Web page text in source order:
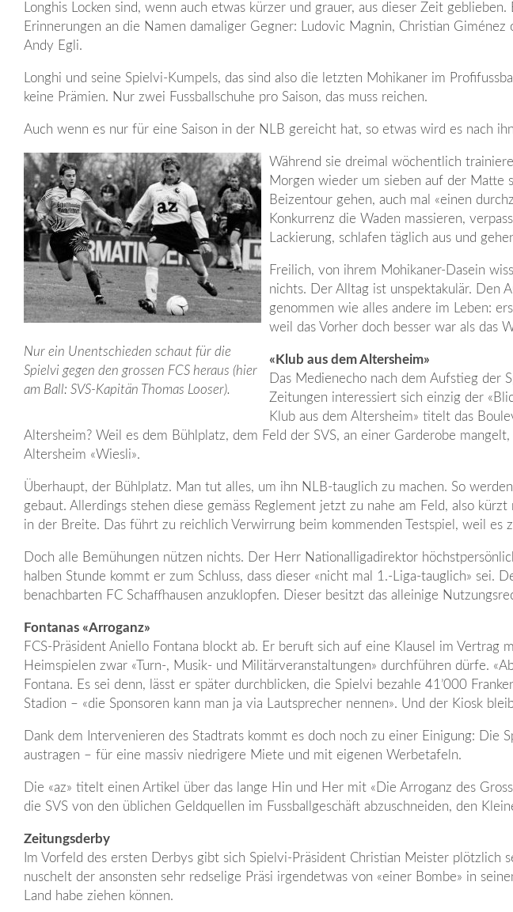
Longhis Locken sind, wenn auch etwas kürzer und grauer, aus dieser Zeit
Erinnerungen an die Namen damaliger Gegner: Ludovic Magnin, Christian Giménez
Andy Egli.
Longhi und seine Spielvi-Kumpels, das sind also die letzten Mohikaner im
keine Prämien. Nur zwei Fussballschuhe pro Saison, das muss reichen.
Auch wenn es nur für eine Saison in der NLB gereicht hat, so etwas wird es nach
Nur ein Unentschieden schaut für die
Spielvi gegen den grossen FCS heraus (hier
am Ball: SVS-Kapitän Thomas Looser).
Während sie dreimal wöchentlich
Morgen wieder um sieben auf der Matte
Beizentour gehen, auch mal «einen
Konkurrenz die Waden massieren,
Lackierung, schlafen täglich aus und
Freilich, von ihrem Mohikaner-Dasein
nichts. Der Alltag ist unspektakulär. Den
genommen wie alles andere im Leben:
weil das Vorher doch besser war als das
«Klub aus dem Altersheim»
Das Medienecho nach dem Aufstieg der
Zeitungen interessiert sich einzig der
Klub aus dem Altersheim» titelt das
Altersheim? Weil es dem Bühlplatz, dem Feld der SVS, an einer Garderobe
Altersheim «Wiesli».
Überhaupt, der Bühlplatz. Man tut alles, um ihn NLB-tauglich zu machen. So
gebaut. Allerdings stehen diese gemäss Reglement jetzt zu nahe am Feld, also
in der Breite. Das führt zu reichlich Verwirrung beim kommenden Testspiel, weil es
Doch alle Bemühungen nützen nichts. Der Herr Nationalligadirektor
halben Stunde kommt er zum Schluss, dass dieser «nicht mal 1.-Liga-tauglich» sei.
benachbarten FC Schaffhausen anzuklopfen. Dieser besitzt das alleinige
Fontanas «Arroganz»
FCS-Präsident Aniello Fontana blockt ab. Er beruft sich auf eine Klausel im Vertrag
Heimspielen zwar «Turn-,­ Musik- und Militärveranstaltungen» durchführen dürfe.
Fontana. Es sei denn, lässt er später durchblicken, die Spielvi bezahle 41’000
Stadion – «die Sponsoren kann man ja via Lautsprecher nennen». Und der Kiosk
Dank dem Intervenieren des Stadtrats kommt es doch noch zu einer Einigung: Die
austragen – für eine massiv niedrigere Miete und mit eigenen Werbetafeln.
Die «az» titelt einen Artikel über das lange Hin und Her mit «Die Arroganz des
die SVS von den üblichen Geldquellen im Fussballgeschäft abzuschneiden, den
Zeitungsderby
Im Vorfeld des ersten Derbys gibt sich Spielvi-Präsident Christian Meister plötzlich
nuschelt der ansonsten sehr redselige Präsi irgendetwas von «einer Bombe» in
Land habe ziehen können.